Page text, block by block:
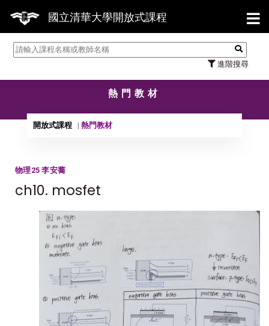
國立清華大學開放式課程
進階搜尋
【
熱門教材
開放式課程 熱門教材
物理25 李安蕎
ch10. mosfet